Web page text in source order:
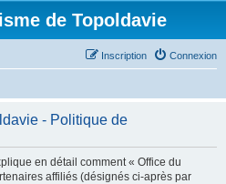
de Topoldavie
Connexion
Inscription
- Politique de
en détail comment « Office du
affiliés (désignés ci-après par